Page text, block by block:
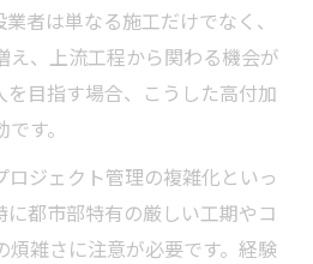
者は単なる施工だけでなく、
え、上流工程から関わる機会が
を目指す場合、こうした高付加
す。
ジェクト管理の複雑化といっ
に都市部特有の厳しい工期やコ
煩雑さに注意が必要です。経験